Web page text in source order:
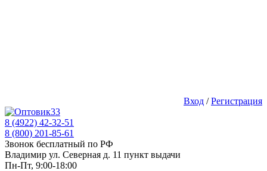
Вход /Регистрация
8 (4922) 42-32-51
8 (800) 201-85-61
Звонок бесплатный по РФ
Владимир ул. Северная д. 11 пункт выдачи
Пн-Пт, 9:00-18:00